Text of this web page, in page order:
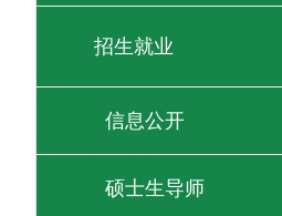
招生就业
信息公开
硕士生导师